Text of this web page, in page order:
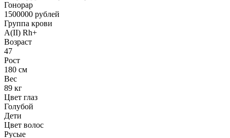
Гонoрар
1500000 рублей
Группа крови
A(II) Rh+
Возраст
47
Рост
180 см
Вес
89 кг
Цвет глаз
Голубой
Дети
Цвет волос
Русые